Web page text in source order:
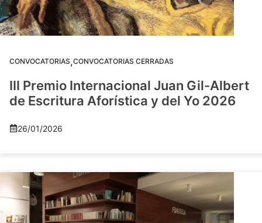
CONVOCATORIAS,CONVOCATORIAS CERRADAS
III Premio Internacional Juan Gil-Albert
de Escritura Aforística y del Yo 2026
26/01/2026